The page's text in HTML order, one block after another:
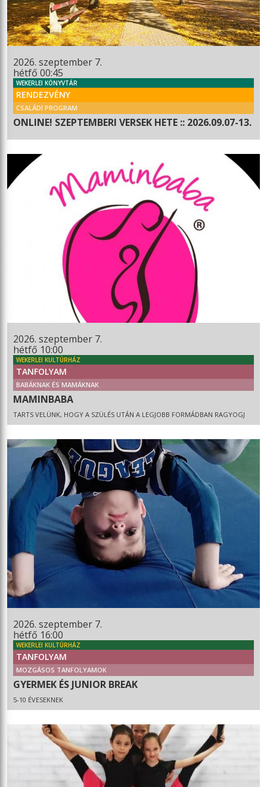
2026. szeptember 7.
hétfő 00:45
WEKERLEI KÖNYVTÁR
RENDEZVÉNY
CSALÁDI PROGRAM
ONLINE! SZEPTEMBERI VERSEK HETE :: 2026.09.07-13.
2026. szeptember 7.
hétfő 10:00
WEKERLEI KULTÚRHÁZ
TANFOLYAM
BABÁKNAK ÉS MAMÁKNAK
MAMINBABA
TARTS VELÜNK, HOGY A SZÜLÉS UTÁN A LEGJOBB FORMÁDBAN RAGYOGJ
2026. szeptember 7.
hétfő 16:00
WEKERLEI KULTÚRHÁZ
TANFOLYAM
MOZGÁSOS TANFOLYAMOK
GYERMEK ÉS JUNIOR BREAK
5-10 ÉVESEKNEK